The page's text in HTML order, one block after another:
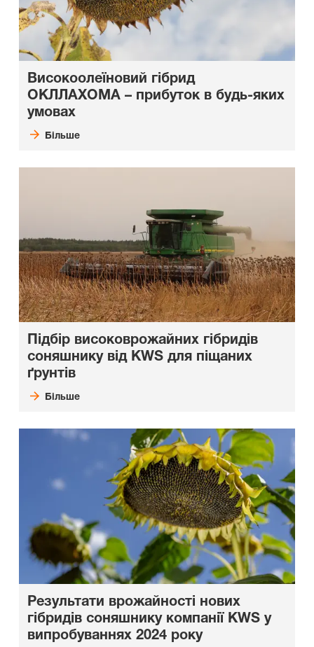
Високоолеїновий гібрид
ОКЛЛАХОМА – прибуток в будь-яких
умовах
Більше
Підбір високоврожайних гібридів
соняшнику від KWS для піщаних
ґрунтів
Більше
Результати врожайності нових
гібридів соняшнику компанії KWS у
випробуваннях 2024 року